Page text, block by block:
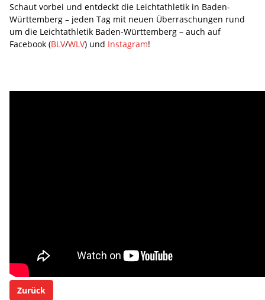
Schaut vorbei und entdeckt die Leichtathletik in Baden-
Württemberg – jeden Tag mit neuen Überraschungen rund
um die Leichtathletik Baden-Württemberg – auch auf
Facebook (BLV/WLV) und Instagram!
Zurück